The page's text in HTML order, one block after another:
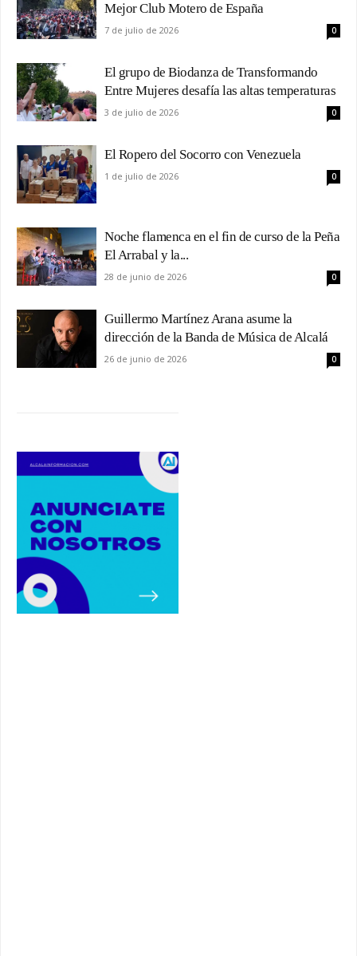
Mejor Club Motero de España
7 de julio de 2026 0
El grupo de Biodanza de Transformando
Entre Mujeres desafía las altas temperaturas
3 de julio de 2026 0
El Ropero del Socorro con Venezuela
1 de julio de 2026 0
Noche flamenca en el fin de curso de la Peña
El Arrabal y la...
28 de junio de 2026 0
Guillermo Martínez Arana asume la
dirección de la Banda de Música de Alcalá
26 de junio de 2026 0